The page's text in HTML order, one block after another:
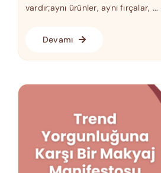
vardır;aynı ürünler, aynı fırçalar, ...
Devamı